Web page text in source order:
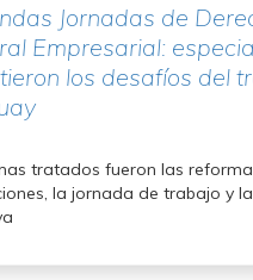
Jornadas de
Empresarial:
los desafíos del
tratados fueron las
la jornada de trabajo y